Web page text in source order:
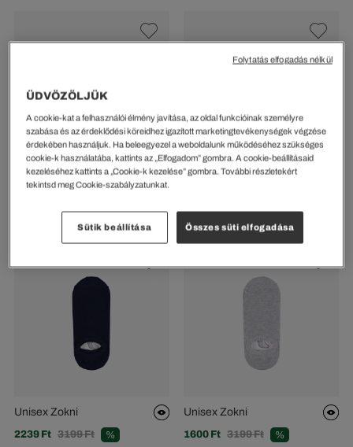
Férfi Zokni
Unisex Zokni
2239 Ft 3199 Ft %
Unisex Zokni
1600 Ft 3199 Ft %
ÜDVÖZÖLJÜK
A cookie-kat a felhasználói élmény javítása, az oldal funkcióinak személyre
szabása és az érdeklődési köreidhez igazított marketingtevékenységek végzése
érdekében használjuk. Ha beleegyezel a weboldalunk működéséhez szükséges
cookie-k használatába, kattints az „Elfogadom” gombra. A cookie-beállításaid
kezeléséhez kattints a „Cookie-k kezelése” gombra. További részletekért
tekintsd meg Cookie-szabályzatunkat.
Sütik beállítása Összes süti elfogadása
Folytatás elfogadás nélkül